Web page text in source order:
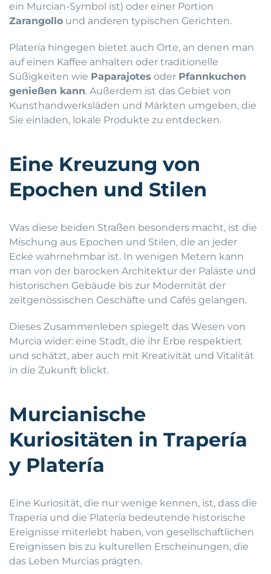
ein Murcian-Symbol ist) oder einer Portion
Zarangollo und anderen typischen Gerichten.
Platería hingegen bietet auch Orte, an denen man
auf einen Kaffee anhalten oder traditionelle
Süßigkeiten wie Paparajotes oder Pfannkuchen
genießen kann. Außerdem ist das Gebiet von
Kunsthandwerksläden und Märkten umgeben, die
Sie einladen, lokale Produkte zu entdecken.
Eine Kreuzung von
Epochen und Stilen
Was diese beiden Straßen besonders macht, ist die
Mischung aus Epochen und Stilen, die an jeder
Ecke wahrnehmbar ist. In wenigen Metern kann
man von der barocken Architektur der Paläste und
historischen Gebäude bis zur Modernität der
zeitgenössischen Geschäfte und Cafés gelangen.
Dieses Zusammenleben spiegelt das Wesen von
Murcia wider: eine Stadt, die ihr Erbe respektiert
und schätzt, aber auch mit Kreativität und Vitalität
in die Zukunft blickt.
Murcianische
Kuriositäten in Trapería
y Platería
Eine Kuriosität, die nur wenige kennen, ist, dass die
Trapería und die Platería bedeutende historische
Ereignisse miterlebt haben, von gesellschaftlichen
Ereignissen bis zu kulturellen Erscheinungen, die
das Leben Murcias prägten.